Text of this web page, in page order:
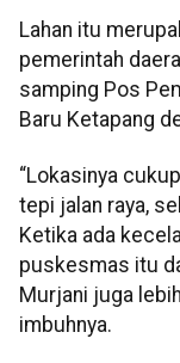
Lahan itu
pemerintah
samping Pos
Baru Ketapang
“Lokasinya
tepi jalan raya,
Ketika ada
puskesmas itu
Murjani juga
imbuhnya.